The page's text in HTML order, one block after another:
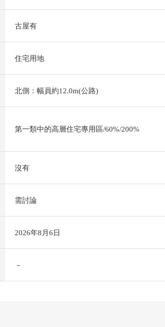
古屋有
住宅用地
北側：幅員約12.0m(公路)
第一類中的高層住宅專用區/60%/200%
沒有
需討論
2026年8月6日
－